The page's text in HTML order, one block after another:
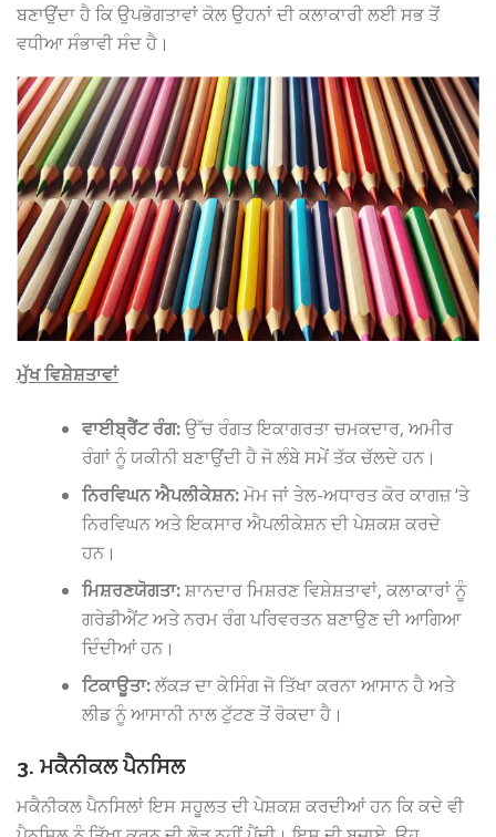
ਬਣਾਉਂਦਾ ਹੈ ਕਿ ਉਪਭੋਗਤਾਵਾਂ ਕੋਲ ਉਹਨਾਂ ਦੀ ਕਲਾਕਾਰੀ ਲਈ ਸਭ ਤੋਂ
ਵਧੀਆ ਸੰਭਾਵੀ ਸੰਦ ਹੈ।
ਮੁੱਖ ਵਿਸ਼ੇਸ਼ਤਾਵਾਂ
ਵਾਈਬ੍ਰੈਂਟ ਰੰਗ:ਉੱਚ ਰੰਗਤ ਇਕਾਗਰਤਾ ਚਮਕਦਾਰ, ਅਮੀਰ
ਰੰਗਾਂ ਨੂੰ ਯਕੀਨੀ ਬਣਾਉਂਦੀ ਹੈ ਜੋ ਲੰਬੇ ਸਮੇਂ ਤੱਕ ਚੱਲਦੇ ਹਨ।
ਨਿਰਵਿਘਨ ਐਪਲੀਕੇਸ਼ਨ:ਮੋਮ ਜਾਂ ਤੇਲ-ਅਧਾਰਤ ਕੋਰ ਕਾਗਜ਼ ‘ਤੇ
ਨਿਰਵਿਘਨ ਅਤੇ ਇਕਸਾਰ ਐਪਲੀਕੇਸ਼ਨ ਦੀ ਪੇਸ਼ਕਸ਼ ਕਰਦੇ
ਹਨ।
ਮਿਸ਼ਰਣਯੋਗਤਾ:ਸ਼ਾਨਦਾਰ ਮਿਸ਼ਰਣ ਵਿਸ਼ੇਸ਼ਤਾਵਾਂ, ਕਲਾਕਾਰਾਂ ਨੂੰ
ਗਰੇਡੀਐਂਟ ਅਤੇ ਨਰਮ ਰੰਗ ਪਰਿਵਰਤਨ ਬਣਾਉਣ ਦੀ ਆਗਿਆ
ਦਿੰਦੀਆਂ ਹਨ।
ਟਿਕਾਊਤਾ:ਲੱਕੜ ਦਾ ਕੇਸਿੰਗ ਜੋ ਤਿੱਖਾ ਕਰਨਾ ਆਸਾਨ ਹੈ ਅਤੇ
ਲੀਡ ਨੂੰ ਆਸਾਨੀ ਨਾਲ ਟੁੱਟਣ ਤੋਂ ਰੋਕਦਾ ਹੈ।
3. ਮਕੈਨੀਕਲ ਪੈਨਸਿਲ
ਮਕੈਨੀਕਲ ਪੈਨਸਿਲਾਂ ਇਸ ਸਹੂਲਤ ਦੀ ਪੇਸ਼ਕਸ਼ ਕਰਦੀਆਂ ਹਨ ਕਿ ਕਦੇ ਵੀ